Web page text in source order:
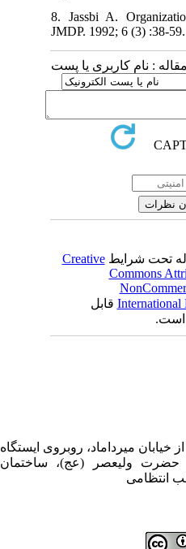
8. Jassbi A.
JMDP. 1992; 6 (3) :38-59.
: نام کاربری یا پست
تحت شرایطCreative
Commons
قابل
خیابان میرداماد، روبروی ایستگاه
ولیعصر (عج)، ساختمان